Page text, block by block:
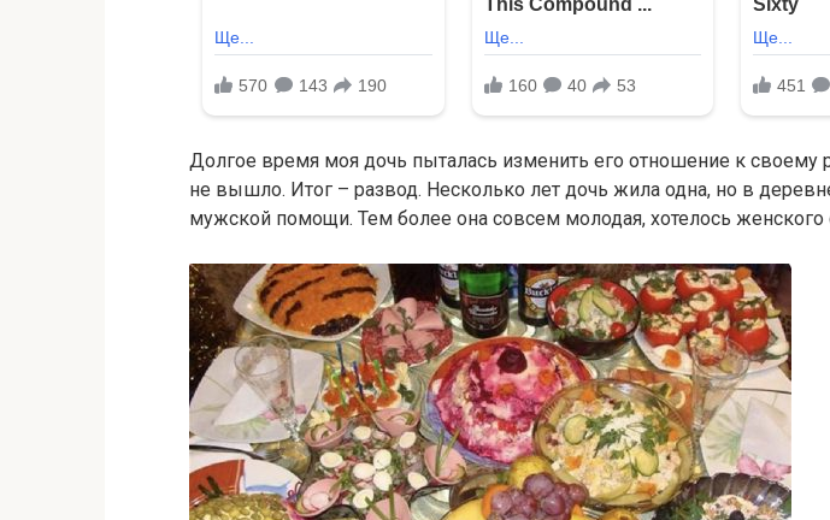
Долгое время моя дочь пыталась изменить его отношение к своему
не вышло. Итог – развод. Несколько лет дочь жила одна, но в
мужской помощи. Тем более она совсем молодая, хотелось женского